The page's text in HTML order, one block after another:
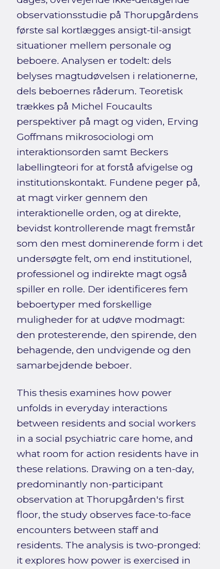
observationsstudie på Thorupgårdens
første sal kortlægges ansigt-til-ansigt
situationer mellem personale og
beboere. Analysen er todelt: dels
belyses magtudøvelsen i relationerne,
dels beboernes råderum. Teoretisk
trækkes på Michel Foucaults
perspektiver på magt og viden, Erving
Goffmans mikrosociologi om
interaktionsorden samt Beckers
labellingteori for at forstå afvigelse og
institutionskontakt. Fundene peger på,
at magt virker gennem den
interaktionelle orden, og at direkte,
bevidst kontrollerende magt fremstår
som den mest dominerende form i det
undersøgte felt, om end institutionel,
professionel og indirekte magt også
spiller en rolle. Der identificeres fem
beboertyper med forskellige
muligheder for at udøve modmagt:
den protesterende, den spirende, den
behagende, den undvigende og den
samarbejdende beboer.
This thesis examines how power
unfolds in everyday interactions
between residents and social workers
in a social psychiatric care home, and
what room for action residents have in
these relations. Drawing on a ten-day,
predominantly non-participant
observation at Thorupgården's first
floor, the study observes face-to-face
encounters between staff and
residents. The analysis is two-pronged:
it explores how power is exercised in